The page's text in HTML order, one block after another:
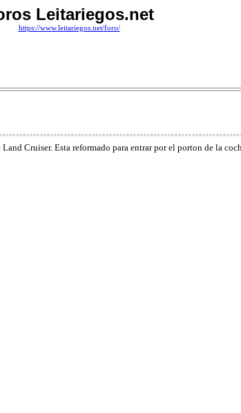
Leitariegos.net
https://www.leitariegos.net/foro/
Cruiser. Esta reformado para entrar por el porton de la